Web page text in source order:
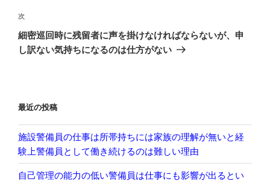
ゲ
ー
シ
次
の
投
次
細密巡回時に残留者に声を掛けなければならないが、申
し訳ない気持ちになるのは仕方がない
最近の投稿
施設警備員の仕事は所帯持ちには家族の理解が無いと経
験上警備員として働き続けるのは難しい理由
自己管理の能力の低い警備員は仕事にも影響が出るとい